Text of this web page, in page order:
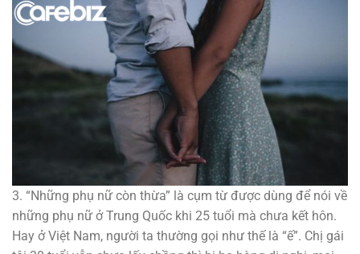
3. “Những phụ nữ còn thừa” là cụm từ được dùng để nói về
những phụ nữ ở Trung Quốc khi 25 tuổi mà chưa kết hôn.
Hay ở Việt Nam, người ta thường gọi như thế là “ế”. Chị gái